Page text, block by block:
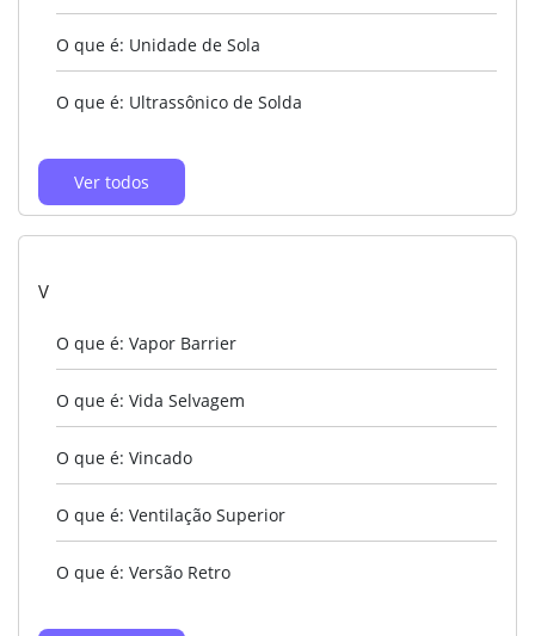
O que é: Unidade de Sola
O que é: Ultrassônico de Solda
Ver todos
V
O que é: Vapor Barrier
O que é: Vida Selvagem
O que é: Vincado
O que é: Ventilação Superior
O que é: Versão Retro